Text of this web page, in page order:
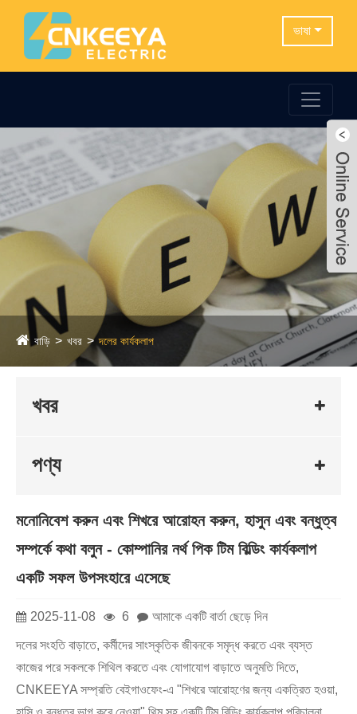
ভাষা
বাড়ি খবর দলের কার্যকলাপ
খবর
পণ্য
মনোনিবেশ করুন এবং শিখরে আরোহন করুন, হাসুন এবং বন্ধুত্ব
সম্পর্কে কথা বলুন - কোম্পানির নর্থ পিক টিম বিল্ডিং কার্যকলাপ
একটি সফল উপসংহারে এসেছে
2025-11-08 6 আমাকে একটি বার্তা ছেড়ে দিন
দলের সংহতি বাড়াতে, কর্মীদের সাংস্কৃতিক জীবনকে সমৃদ্ধ করতে এবং ব্যস্ত
কাজের পরে সকলকে শিথিল করতে এবং যোগাযোগ বাড়াতে অনুমতি দিতে,
CNKEEYA সম্প্রতি বেইগাওফেং-এ "শিখরে আরোহণের জন্য একত্রিত হওয়া,